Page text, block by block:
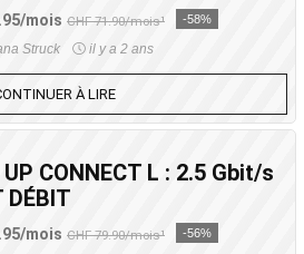
mois CHF 71.90/mois¹ -58%
Struck il y a 2 ans
À LIRE
UP CONNECT L : 2.5 Gbit/s
DÉBIT
mois CHF 79.90/mois¹ -56%